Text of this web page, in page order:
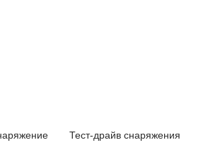
Тест-драйв снаряжения